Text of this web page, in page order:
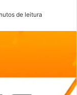
de leitura